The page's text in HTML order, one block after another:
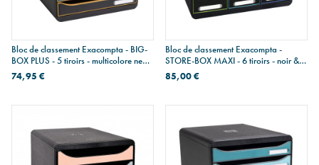
Bloc de classement Exacompta - BIG-
BOX PLUS - 5 tiroirs - multicolore neo
deco
74,95 €
Bloc de classement Exacompta -
STORE-BOX MAXI - 6 tiroirs - noir &
multicolore
85,00 €